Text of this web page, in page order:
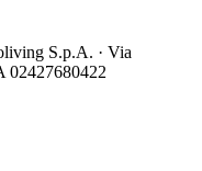
S.p.A. · Via
02427680422